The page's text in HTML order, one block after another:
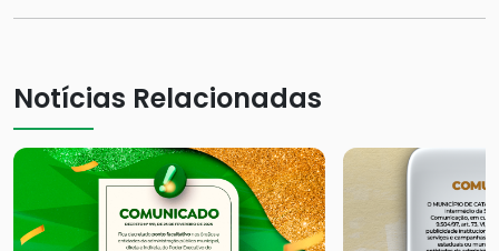
Notícias Relacionadas